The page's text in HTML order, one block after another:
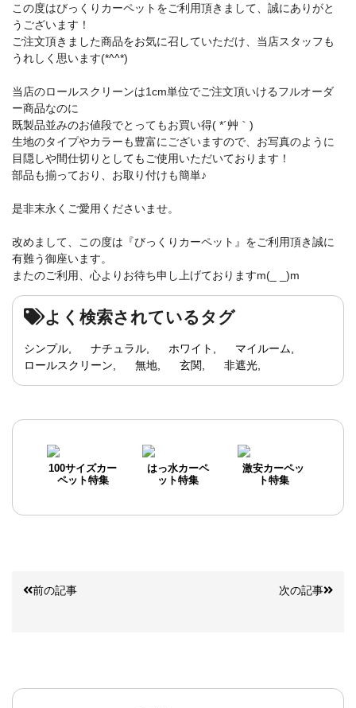
この度はびっくりカーペットをご利用頂きまして、誠にありがと
うございます！
ご注文頂きました商品をお気に召していただけ、当店スタッフも
うれしく思います(*^^*)
当店のロールスクリーンは1cm単位でご注文頂いけるフルオーダ
ー商品なのに
既製品並みのお値段でとってもお買い得( *´艸｀)
生地のタイプやカラーも豊富にございますので、お写真のように
目隠しや間仕切りとしてもご使用いただいております！
部品も揃っており、お取り付けも簡単♪
是非末永くご愛用くださいませ。
改めまして、この度は『びっくりカーペット』をご利用頂き誠に
有難う御座います。
またのご利用、心よりお待ち申し上げておりますm(_ _)m
よく検索されているタグ
シンプル ナチュラル ホワイト
マイルーム
ロールスクリーン
無地 玄関 非遮光
100サイズカー
ペット特集
はっ水カーペ
ット特集
激安カーペッ
ト特集
前の記事 次の記事